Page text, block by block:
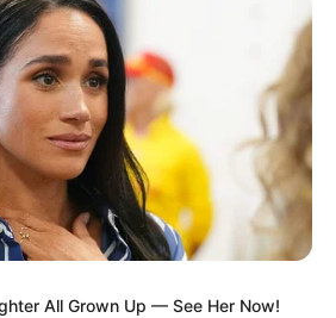
All Grown Up — See Her Now!